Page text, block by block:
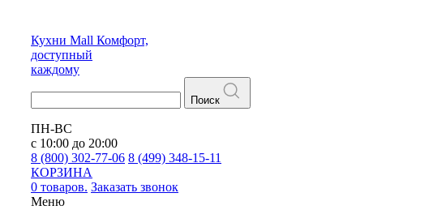
Кухни Mall Комфорт,
доступный
каждому
Поиск
ПН-ВС
с 10:00 до 20:00
8 (800) 302-77-06 8 (499) 348-15-11
КОРЗИНА
0 товаров. Заказать звонок
Меню